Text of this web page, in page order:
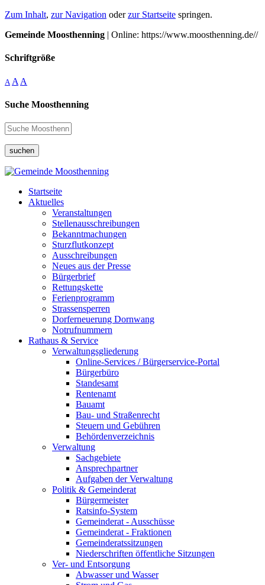
Zum Inhalt, zur Navigation oderzur Startseite springen.
Gemeinde Moosthenning | Online: https://www.moosthenning.de//
Schriftgröße
A A A
Suche Moosthenning
suchen
Startseite
Aktuelles
Veranstaltungen
Stellenausschreibungen
Bekanntmachungen
Sturzflutkonzept
Ausschreibungen
Neues aus der Presse
Bürgerbrief
Rettungskette
Ferienprogramm
Strassensperren
Dorferneuerung Dornwang
Notrufnummern
Rathaus & Service
Verwaltungsgliederung
Online-Services / Bürgerservice-Portal
Bürgerbüro
Standesamt
Rentenamt
Bauamt
Bau- und Straßenrecht
Steuern und Gebühren
Behördenverzeichnis
Verwaltung
Sachgebiete
Ansprechpartner
Aufgaben der Verwaltung
Politik & Gemeinderat
Bürgermeister
Ratsinfo-System
Gemeinderat - Ausschüsse
Gemeinderat - Fraktionen
Gemeinderatssitzungen
Niederschriften öffentliche Sitzungen
Ver- und Entsorgung
Abwasser und Wasser